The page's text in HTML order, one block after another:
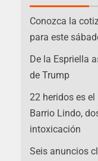
Conozca la
para este
De la Espriella
de Trump
22 heridos es
Barrio Lindo,
intoxicación
Seis anuncios